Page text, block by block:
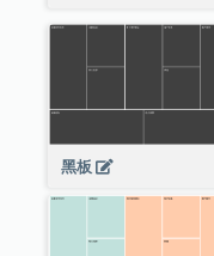
黑板